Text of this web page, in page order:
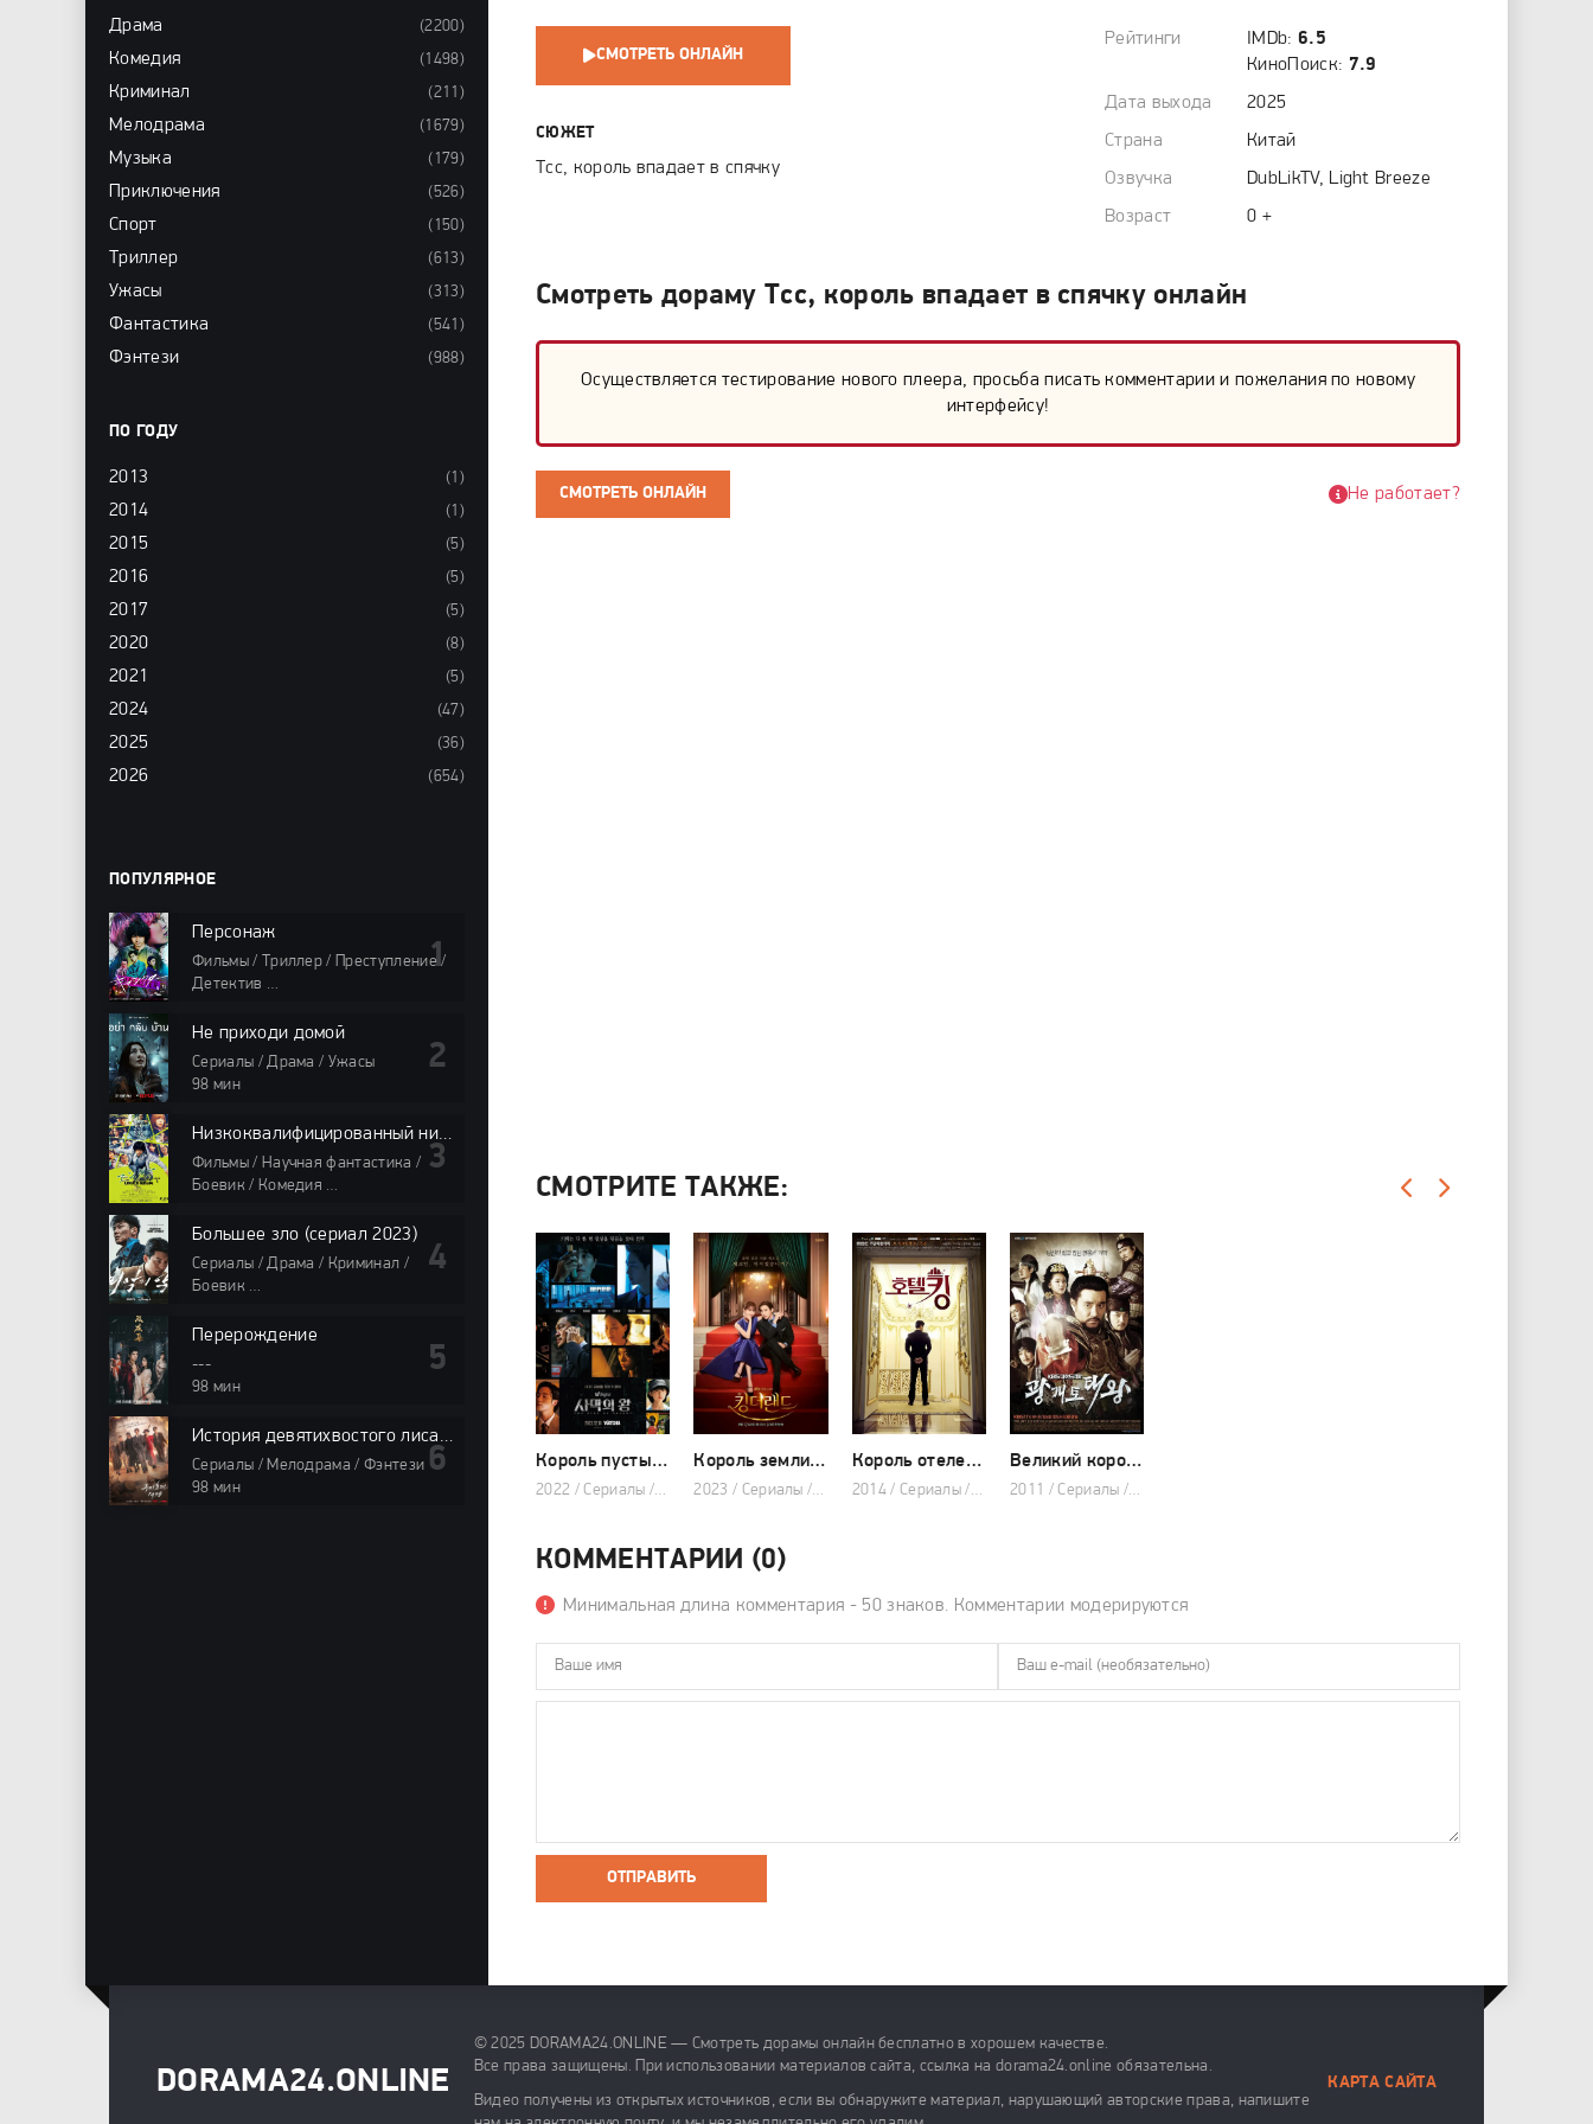
СМОТРЕТЬ ОНЛАЙН
СЮЖЕТ
Тсс, король впадает в спячку
Рейтинги IMDb: 6.5
КиноПоиск: 7.9
Дата выхода
2025
Страна
Китай
Озвучка
DubLikTV, Light Breeze
Возраст
0 +
Смотреть дораму Тсс, король впадает в спячку онлайн
Осуществляется тестирование нового плеера, просьба писать комментарии и пожелания по новому
интерфейсу!
СМОТРЕТЬ ОНЛАЙН Не работает?
СМОТРИТЕ ТАКЖЕ:
Король пустыни (мини–сериал 2022)
2022 / Сериалы / Драма / Криминал
Король земли (сериал 2023)
2023 / Сериалы / Мелодрама / Комедия
Король отелей (сериал 2014)
2014 / Сериалы / Драма / Мелодрама
Великий король Квангэтхо (сериал 2011)
2011 / Сериалы / Драма / Военный / История
КОММЕНТАРИИ (0)
Минимальная длина комментария - 50 знаков. Комментарии модерируются
ОТПРАВИТЬ
Драма (2200)
Комедия (1498)
Криминал (211)
Мелодрама (1679)
Музыка (179)
Приключения (526)
Спорт (150)
Триллер (613)
Ужасы (313)
Фантастика (541)
Фэнтези (988)
ПО ГОДУ
2013 (1)
2014 (1)
2015 (5)
2016 (5)
2017 (5)
2020 (8)
2021 (5)
2024 (47)
2025 (36)
2026 (654)
ПОПУЛЯРНОЕ
Персонаж
Фильмы / Триллер / Преступление /
Детектив
Не приходи домой
Сериалы / Драма / Ужасы
98 мин
Низкоквалифицированный ниндзя
Фильмы / Научная фантастика /
Боевик / Комедия
Большее зло (сериал 2023)
Сериалы / Драма / Криминал /
Боевик
Перерождение
---
98 мин
История девятихвостого лиса 1938
Сериалы / Мелодрама / Фэнтези
98 мин
DORAMA24.ONLINE
© 2025 DORAMA24.ONLINE — Смотреть дорамы онлайн бесплатно в хорошем качестве.
Все права защищены. При использовании материалов сайта, ссылка на dorama24.online обязательна.
Видео получены из открытых источников, если вы обнаружите материал, нарушающий авторские права, напишите
КАРТА САЙТА